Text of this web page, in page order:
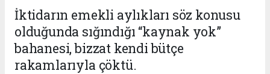
İktidarın emekli aylıkları söz konusu
olduğunda sığındığı “kaynak yok”
bahanesi, bizzat kendi bütçe
rakamlarıyla çöktü.